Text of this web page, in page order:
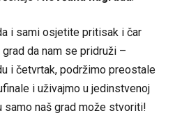
i sami osjetite pritisak i čar
da nam se pridruži –
i četvrtak, podržimo preostale
i uživajmo u jedinstvenoj
naš grad može stvoriti!